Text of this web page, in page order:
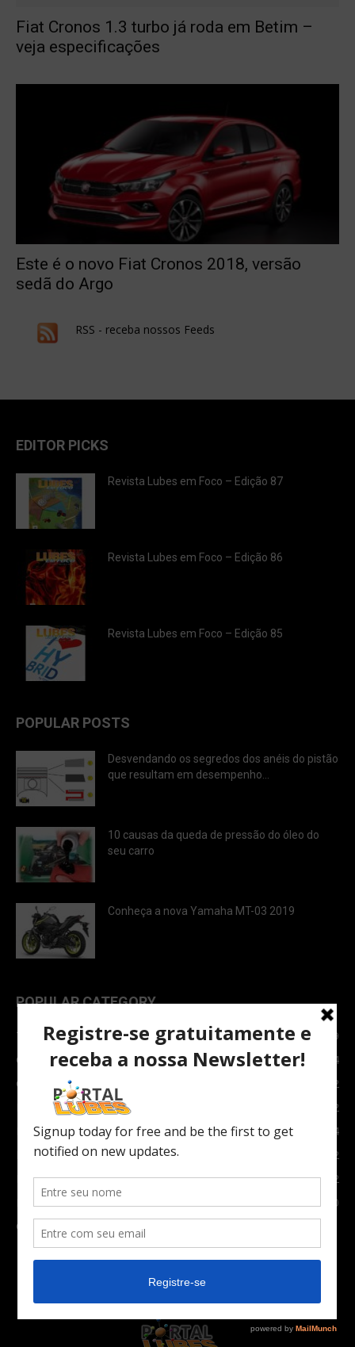
Fiat Cronos 1.3 turbo já roda em Betim –
veja especificações
Este é o novo Fiat Cronos 2018, versão
sedã do Argo
RSS - receba nossos Feeds
EDITOR PICKS
Revista Lubes em Foco – Edição 87
Revista Lubes em Foco – Edição 86
Revista Lubes em Foco – Edição 85
POPULAR POSTS
Desvendando os segredos dos anéis do pistão
que resultam em desempenho...
10 causas da queda de pressão do óleo do
seu carro
Conheça a nova Yamaha MT-03 2019
POPULAR CATEGORY
TOPNEWS
7089
Carro e Moto
3764
Carro
2082
Notícias
1852
Indústria
1024
Moto
972
Economia
672
Newsletter
630
Carros Verdes e Novas tecnologias automotivas